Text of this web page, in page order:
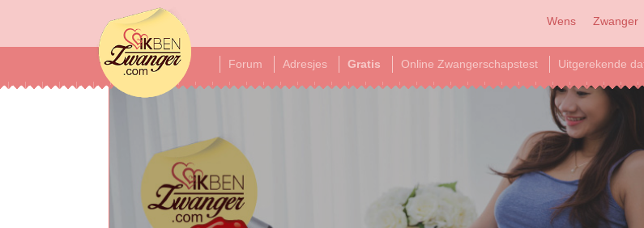
Wens Zwanger
Forum Adresjes Gratis Online Zwangerschapstest Uitgerekende